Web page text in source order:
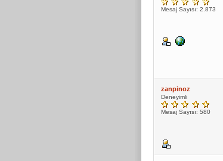
Mesaj Sayısı: 2.873
zanpinoz
Deneyimli
Mesaj Sayısı: 580